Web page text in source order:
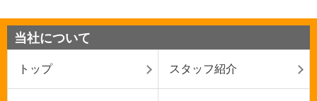
当社について
トップ スタッフ紹介